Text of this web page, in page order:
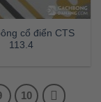
cổ điển CTS
113.4
10